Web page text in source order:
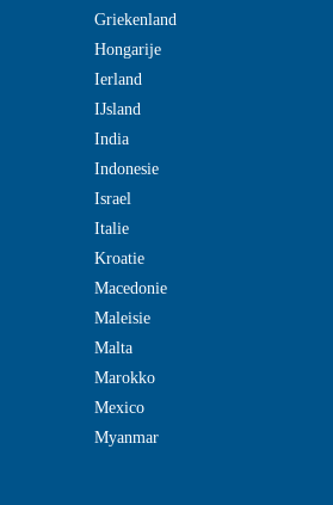
Griekenland
Hongarije
Ierland
IJsland
India
Indonesie
Israel
Italie
Kroatie
Macedonie
Maleisie
Malta
Marokko
Mexico
Myanmar